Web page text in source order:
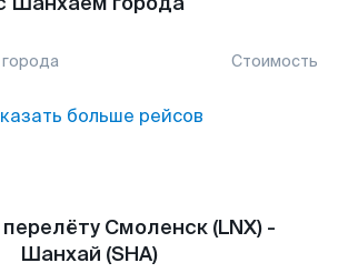
Стоимость
больше рейсов
Смоленск (LNX) -
Шанхай (SHA)